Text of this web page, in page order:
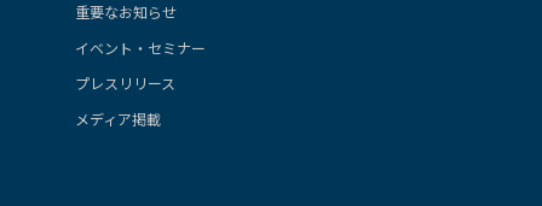
重要なお知らせ
イベント・セミナー
プレスリリース
メディア掲載